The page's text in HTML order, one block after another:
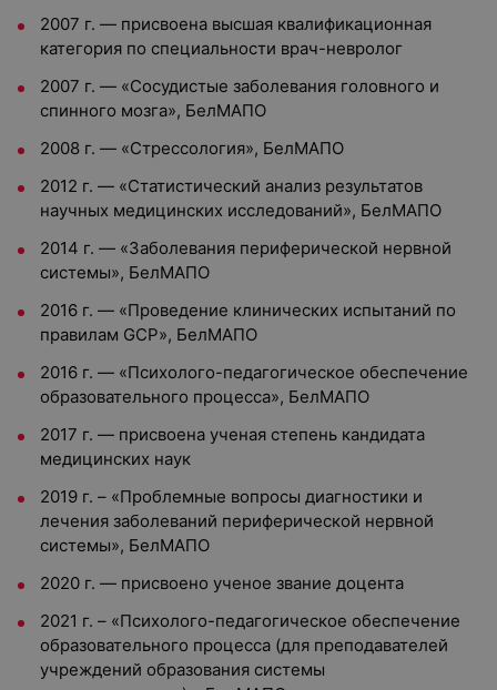
2007 г. — присвоена высшая квалификационная
категория по специальности врач-невролог
2007 г. — «Сосудистые заболевания головного и
спинного мозга», БелМАПО
2008 г. — «Стрессология», БелМАПО
2012 г. — «Статистический анализ результатов
научных медицинских исследований», БелМАПО
2014 г. — «Заболевания периферической нервной
системы», БелМАПО
2016 г. — «Проведение клинических испытаний по
правилам GCP», БелМАПО
2016 г. — «Психолого-педагогическое обеспечение
образовательного процесса», БелМАПО
2017 г. — присвоена ученая степень кандидата
медицинских наук
2019 г. – «Проблемные вопросы диагностики и
лечения заболеваний периферической нервной
системы», БелМАПО
2020 г. — присвоено ученое звание доцента
2021 г. – «Психолого-педагогическое обеспечение
образовательного процесса (для преподавателей
учреждений образования системы